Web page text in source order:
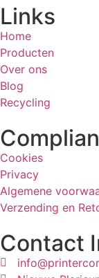
Links
Home
Producten
Over ons
Blog
Recycling
Cookies
Privacy
Algemene
Verzending en
Contact